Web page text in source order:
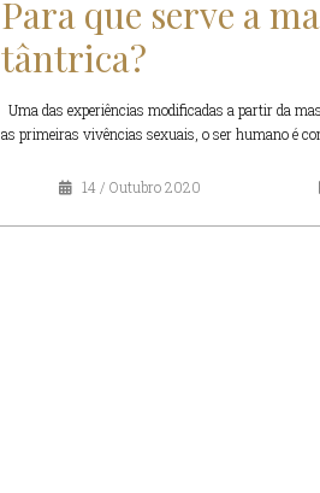
Para que serve a
tântrica?
Uma das experiências modificadas a partir da
as primeiras vivências sexuais, o ser humano é
14 / Outubro 2020